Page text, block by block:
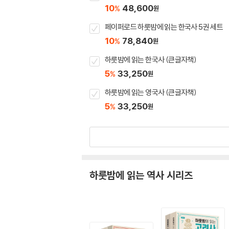
10% 48,600원
페이퍼로드 하룻밤에 읽는 한국사 5권 세트
10% 78,840원
하룻밤에 읽는 한국사 (큰글자책)
5% 33,250원
하룻밤에 읽는 영국사 (큰글자책)
5% 33,250원
하룻밤에 읽는 역사 시리즈